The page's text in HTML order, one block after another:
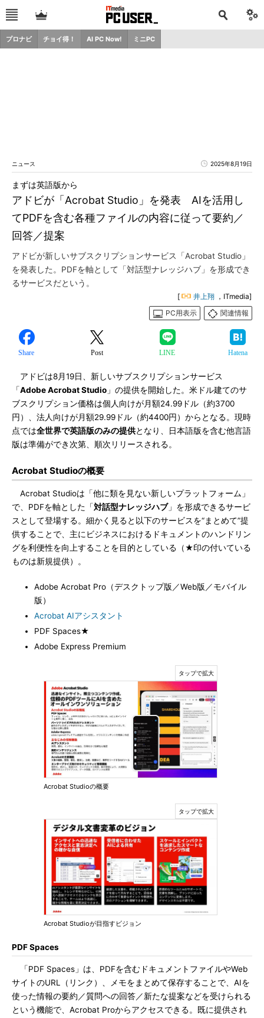
プロナビ チョイ得！ AI PC Now! ミニPC
ニュース 2025年8月19日
アドビが「Acrobat Studio」を発表 AIを活用し
てPDFを含む各種ファイルの内容に従って要約／
回答／提案
まずは英語版から
アドビが新しいサブスクリプションサービス「Acrobat Studio」
を発表した。PDFを軸として「対話型ナレッジハブ」を形成でき
るサービスだという。
[ 井上翔 ，ITmedia]
PC用表示
関連情報
Share Post LINE Hatena
アドビは8月19日、新しいサブスクリプションサービス
「Adobe Acrobat Studio 」の提供を開始した。米ドル建てのサ
ブスクリプション価格は個人向けが月額24.99ドル（約3700
円）、法人向けが月額29.99ドル（約4400円）からとなる。現時
点では全世界で英語版のみの提供となり、日本語版を含む他言語
版は準備ができ次第、順次リリースされる。
Acrobat Studioの概要
Acrobat Studioは「他に類を見ない新しいプラットフォーム」
で、PDFを軸とした「対話型ナレッジハブ」を形成できるサービ
スとして登場する。細かく見ると以下のサービスを“まとめて”提
供することで、主にビジネスにおけるドキュメントのハンドリン
グを利便性を向上することを目的としている（★印の付いている
ものは新規提供）。
Adobe Acrobat Pro（デスクトップ版／Web版／モバイル
版）
Acrobat AIアシスタント
PDF Spaces★
Adobe Express Premium
Acrobat Studioの概要
Acrobat Studioが目指すビジョン
PDF Spaces
「PDF Spaces」は、PDFを含むドキュメントファイルやWeb
サイトのURL（リンク）、メモをまとめて保存することで、AIを
使った情報の要約／質問への回答／新たな提案などを受けられる
という機能で、Acrobat Proからアクセスできる。既に提供され